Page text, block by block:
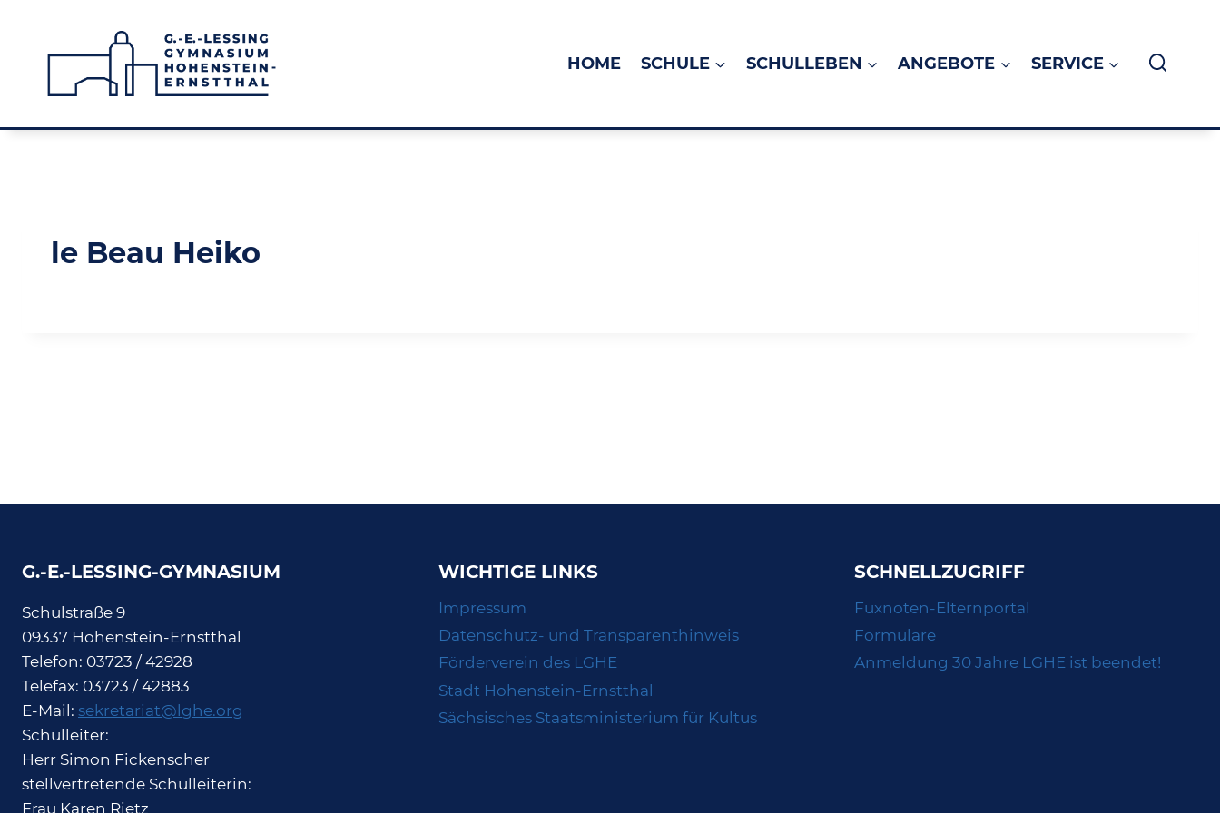
springen
HOME SCHULE SCHULLEBEN ANGEBOTE SERVICE
le Beau Heiko
G.-E.-LESSING-GYMNASIUM
Schulstraße 9
09337 Hohenstein-Ernstthal
Telefon: 03723 / 42928
Telefax: 03723 / 42883
E-Mail: sekretariat@lghe.org
Schulleiter:
Herr Simon Fickenscher
stellvertretende Schulleiterin:
Frau Karen Rietz
WICHTIGE LINKS
Impressum
Datenschutz- und Transparenthinweis
Förderverein des LGHE
Stadt Hohenstein-Ernstthal
Sächsisches Staatsministerium für Kultus
SCHNELLZUGRIFF
Fuxnoten-Elternportal
Formulare
Anmeldung 30 Jahre LGHE ist beendet!